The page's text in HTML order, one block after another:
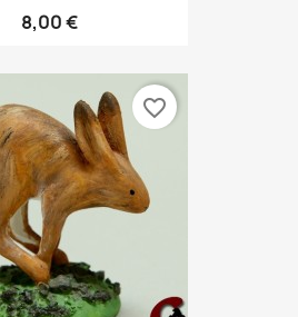
8,00 €
favorite_border